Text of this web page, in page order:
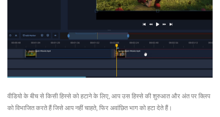
वीडियो के बीच से किसी हिस्से को हटाने के लिए, आप उस हिस्से की शुरुआत और अंत पर क्लिप
को विभाजित करते हैं जिसे आप नहीं चाहते, फिर अवांछित भाग को हटा देते हैं।